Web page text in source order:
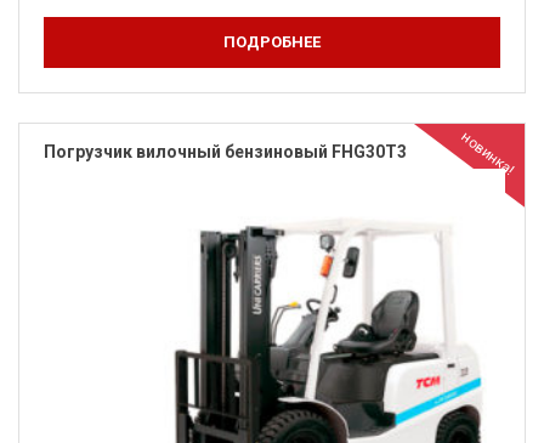
ПОДРОБНЕЕ
новинка!
Погрузчик вилочный бензиновый FHG30T3